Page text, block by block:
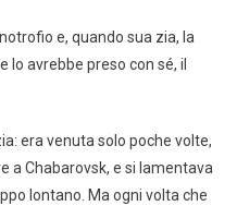
e, quando sua zia, la
lo avrebbe preso con sé, il
era venuta solo poche volte,
a Chabarovsk, e si lamentava
lontano. Ma ogni volta che